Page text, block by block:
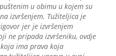
u obimu u kojem su
izvršenjem. Tužiteljica je
jer je izvršenjem
ne pripada izvršeniku, ovdje
ima prava koja